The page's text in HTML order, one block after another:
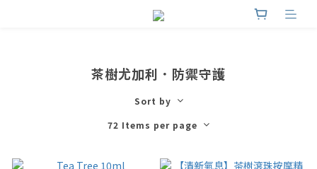
茶樹尤加利．防禦守護
Sort by
72 Items per page